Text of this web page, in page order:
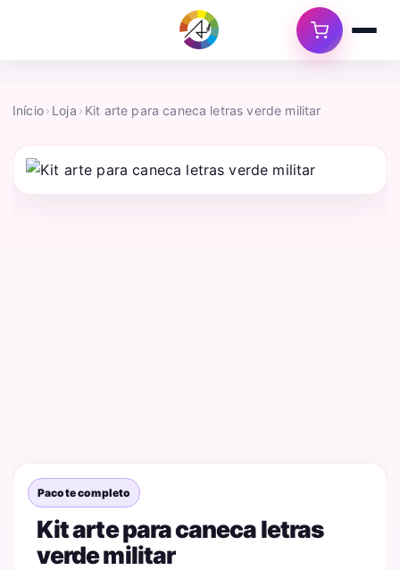
Início› Loja › Kit arte para caneca letras verde militar
Pacote completo
Kit arte para caneca letras
verde militar